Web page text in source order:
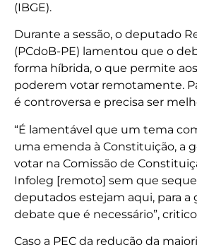
(IBGE).
Durante a sessão, o deputado
(PCdoB-PE) lamentou que o
forma híbrida, o que permite
poderem votar remotamente.
é controversa e precisa ser
“É lamentável que um tema
uma emenda à Constituição, a
votar na Comissão de
Infoleg [remoto] sem que
deputados estejam aqui, para a
debate que é necessário”,
Caso a PEC da redução da